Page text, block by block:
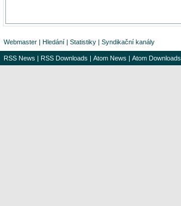
Webmaster | Hledání | Statistiky | Syndikační kanály
RSS News | RSS Downloads | Atom News | Atom Downloads